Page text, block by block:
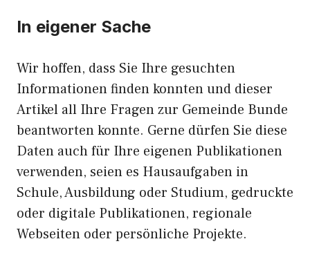
In eigener Sache
Wir hoffen, dass Sie Ihre gesuchten
Informationen finden konnten und dieser
Artikel all Ihre Fragen zur Gemeinde Bunde
beantworten konnte. Gerne dürfen Sie diese
Daten auch für Ihre eigenen Publikationen
verwenden, seien es Hausaufgaben in
Schule, Ausbildung oder Studium, gedruckte
oder digitale Publikationen, regionale
Webseiten oder persönliche Projekte.